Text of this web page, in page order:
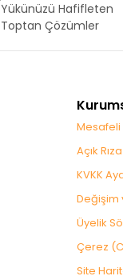
Yükünüzü Hafifleten
Toptan Çözümler
Mesafeli
Açık
KVKK
Değişim
Üyelik
Çerez
Site